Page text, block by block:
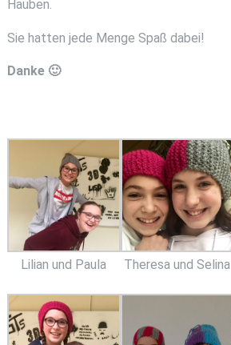
Hauben.
Sie hatten jede Menge Spaß dabei!
Danke 🙂
Lilian und Paula Theresa und Selina